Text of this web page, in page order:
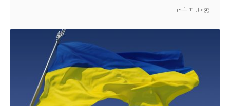
قبل 11 شهر